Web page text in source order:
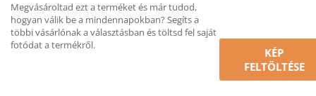
Megvásároltad ezt a terméket és már tudod,
hogyan válik be a mindennapokban? Segíts a
többi vásárlónak a választásban és töltsd fel saját
fotódat a termékről.
KÉP
FELTÖLTÉSE